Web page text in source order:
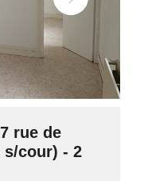
rue de
s/cour) - 2